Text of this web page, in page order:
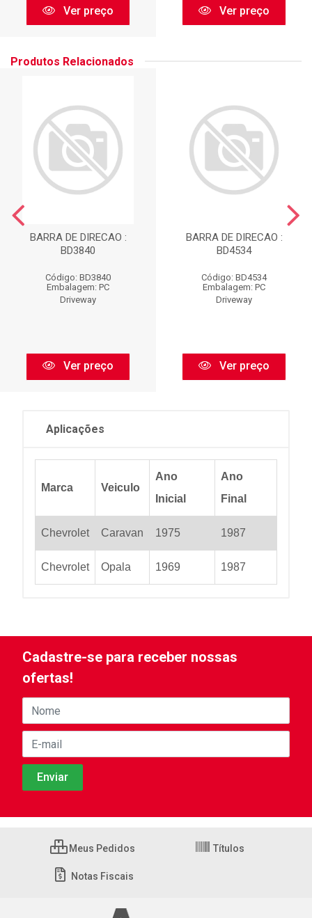
Ver preço Ver preço
Produtos Relacionados
BARRA DE DIRECAO :
BD3840
Código: BD3840
Embalagem: PC
Driveway
Ver preço
BARRA DE DIRECAO :
BD4534
Código: BD4534
Embalagem: PC
Driveway
Ver preço
Aplicações
Marca Veiculo
Ano
Inicial
Ano
Final
Chevrolet Caravan 1975 1987
Chevrolet Opala 1969 1987
Cadastre-se para receber nossas
ofertas!
Meus Pedidos Títulos
Notas Fiscais